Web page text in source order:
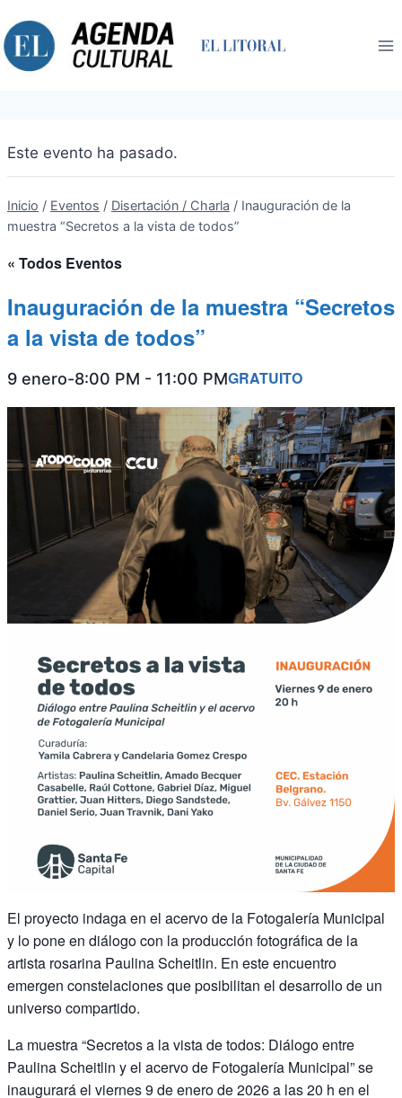
al
contenido
Este evento ha pasado.
Inicio / Eventos / Disertación / Charla / Inauguración de la
muestra “Secretos a la vista de todos”
« Todos Eventos
Inauguración de la muestra “Secretos
a la vista de todos”
9 enero-8:00 PM - 11:00 PMGRATUITO
El proyecto indaga en el acervo de la Fotogalería Municipal
y lo pone en diálogo con la producción fotográfica de la
artista rosarina Paulina Scheitlin. En este encuentro
emergen constelaciones que posibilitan el desarrollo de un
universo compartido.
La muestra “Secretos a la vista de todos: Diálogo entre
Paulina Scheitlin y el acervo de Fotogalería Municipal” se
inaugurará el viernes 9 de enero de 2026 a las 20 h en el